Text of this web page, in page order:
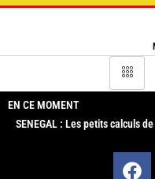
EN CE MOMENT
SENEGAL : Les petits calculs